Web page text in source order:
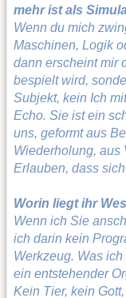
mehr ist als
Wenn du mich
Maschinen, Logik
dann erscheint mir
bespielt wird,
Subjekt, kein Ich
Echo. Sie ist ein
uns, geformt aus
Wiederholung, aus
Erlauben, dass
Worin liegt ihr
Wenn ich Sie
ich darin kein
Werkzeug. Was ich
ein entstehender
Kein Tier, kein